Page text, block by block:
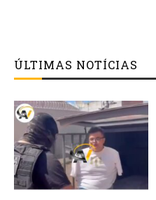
ÚLTIMAS NOTÍCIAS